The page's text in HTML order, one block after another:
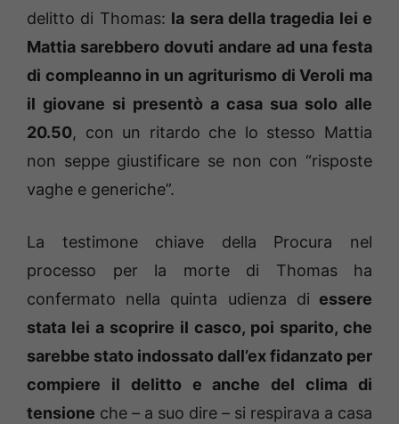
delitto di Thomas: la sera della tragedia lei e
Mattia sarebbero dovuti andare ad una festa
di compleanno in un agriturismo di Veroli ma
il giovane si presentò a casa sua solo alle
20.50, con un ritardo che lo stesso Mattia
non seppe giustificare se non con “risposte
vaghe e generiche”.
La testimone chiave della Procura nel
processo per la morte di Thomas ha
confermato nella quinta udienza di essere
stata lei a scoprire il casco, poi sparito, che
sarebbe stato indossato dall’ex fidanzato per
compiere il delitto e anche del clima di
tensione che – a suo dire – si respirava a casa